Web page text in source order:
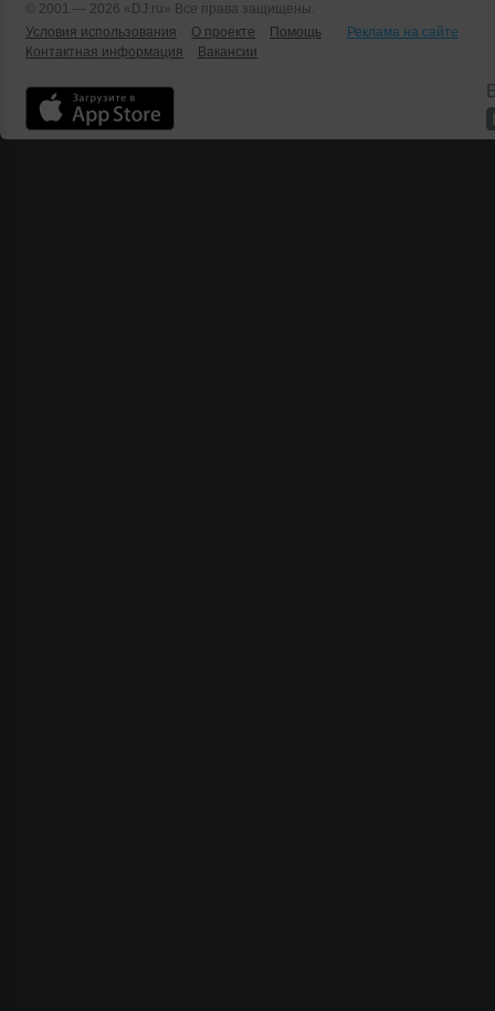
© 2001 — 2026 «DJ.ru» Все права защищены.
Условия использования
О проекте Помощь
Реклама на сайте
Контактная информация
Вакансии